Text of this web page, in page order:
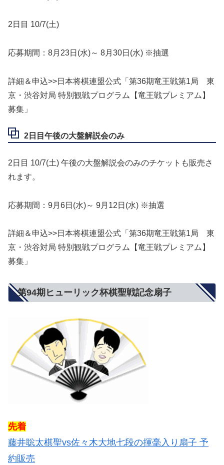
2日目 10/7(土)
応募期間：8月23日(水)～ 8月30日(水) ※抽選
詳細＆申込>>日本将棋連盟公式「第36期竜王戦第1局 東
京・渋谷対局 特別観戦プログラム【竜王戦プレミアム】
募集」
2日目午後の大盤解説会のみ
2日目 10/7(土) 午後の大盤解説会のみのチケットも販売さ
れます。
応募期間：9月6日(水)～ 9月12日(水) ※抽選
詳細＆申込>>日本将棋連盟公式「第36期竜王戦第1局 東
京・渋谷対局 特別観戦プログラム【竜王戦プレミアム】
募集」
第94期ヒューリック杯棋聖戦記念扇子
先着
藤井聡太棋聖vs佐々木大地七段の揮毫入り扇子 予
約販売